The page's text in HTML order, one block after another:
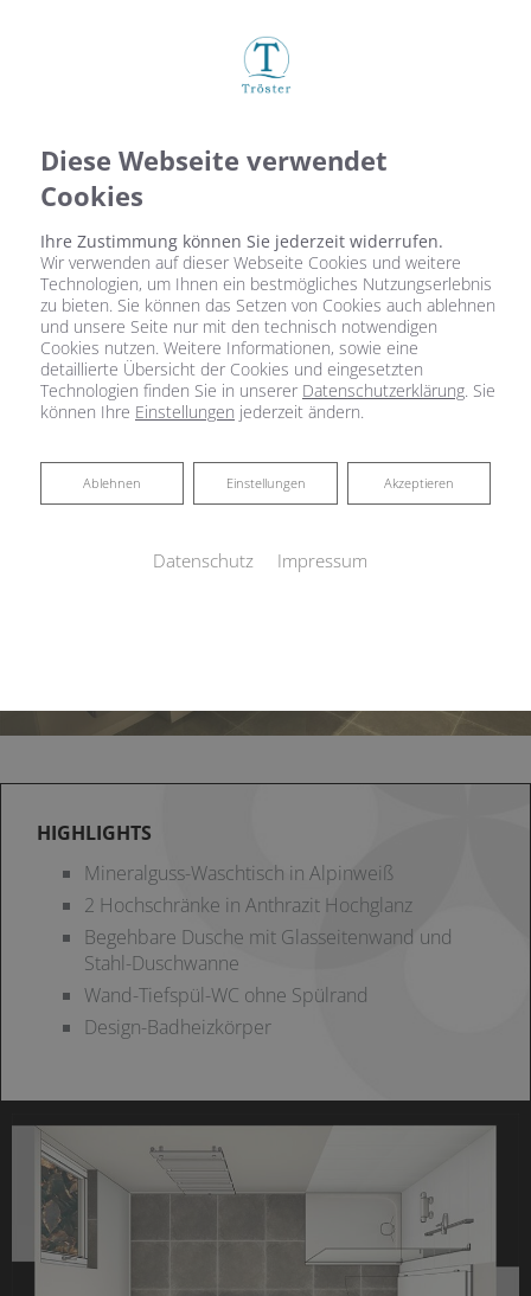
Startseite »Bad»Badinspiration & Musterbäder»Basic-Bad 8,2 ㎡
Basic-Bad 8,2 ㎡
HIGHLIGHTS
Mineralguss-Waschtisch in Alpinweiß
2 Hochschränke in Anthrazit Hochglanz
Begehbare Dusche mit Glasseitenwand und
Stahl-Duschwanne
Wand-Tiefspül-WC ohne Spülrand
Design-Badheizkörper
Diese Webseite verwendet
Cookies
Ihre Zustimmung können Sie jederzeit widerrufen.
Wir verwenden auf dieser Webseite Cookies und weitere
Technologien, um Ihnen ein bestmögliches Nutzungserlebnis
zu bieten. Sie können das Setzen von Cookies auch ablehnen
und unsere Seite nur mit den technisch notwendigen
Cookies nutzen. Weitere Informationen, sowie eine
detaillierte Übersicht der Cookies und eingesetzten
Technologien finden Sie in unserer Datenschutzerklärung . Sie
können Ihre Einstellungen jederzeit ändern.
Akzeptieren
Einstellungen
Ablehnen
Ablehnen
Datenschutz Impressum